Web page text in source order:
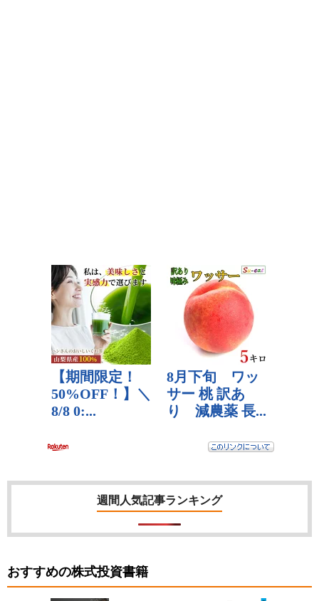
週間人気記事ランキング
おすすめの株式投資書籍